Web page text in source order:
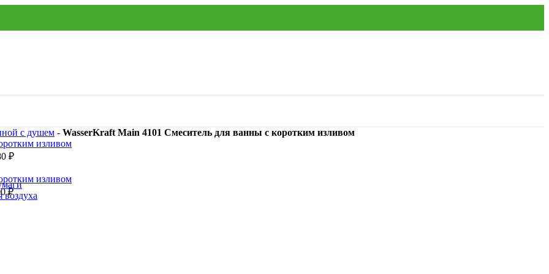
воздуха
с душем - WasserKraft Main 4101 Смеситель для ванны с коротким изливом
₽
₽